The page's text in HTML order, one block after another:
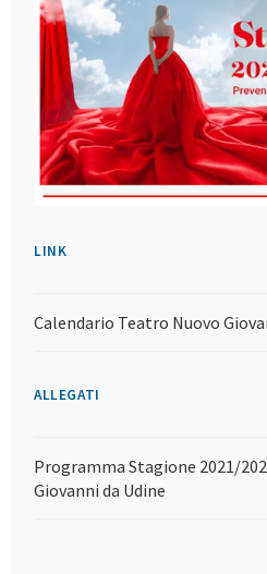
LINK
Calendario Teatro Nuovo
ALLEGATI
Programma Stagione 2021/
Giovanni da Udine